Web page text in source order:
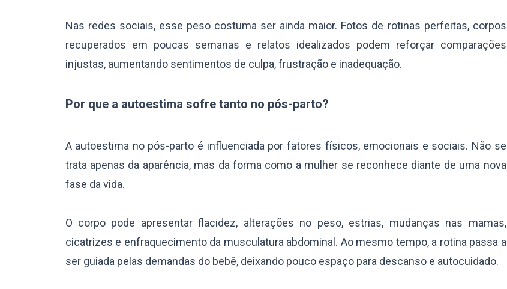
Nas redes sociais, esse peso costuma ser ainda maior. Fotos de rotinas perfeitas, corpos
recuperados em poucas semanas e relatos idealizados podem reforçar comparações
injustas, aumentando sentimentos de culpa, frustração e inadequação.
Por que a autoestima sofre tanto no pós-parto?
A autoestima no pós-parto é influenciada por fatores físicos, emocionais e sociais. Não se
trata apenas da aparência, mas da forma como a mulher se reconhece diante de uma nova
fase da vida.
O corpo pode apresentar flacidez, alterações no peso, estrias, mudanças nas mamas,
cicatrizes e enfraquecimento da musculatura abdominal. Ao mesmo tempo, a rotina passa a
ser guiada pelas demandas do bebê, deixando pouco espaço para descanso e autocuidado.